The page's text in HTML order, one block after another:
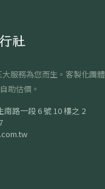
社
服務為您而生。客製化團體
助估價。
南路一段 6 號 10 樓之 2